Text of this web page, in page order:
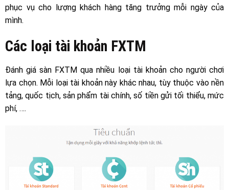
phục vụ cho lượng khách hàng tăng trưởng mỗi ngày của
mình.
Các loại tài khoản FXTM
Đánh giá sàn FXTM qua nhiều loại tài khoản cho người chơi
lựa chọn. Mỗi loại tài khoản này khác nhau, tùy thuộc vào nền
tảng, quốc tịch, sản phẩm tài chính, số tiền gửi tối thiểu, mức
phí, ….